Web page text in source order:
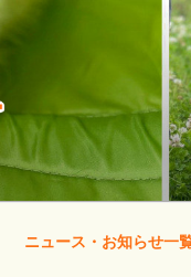
ス ほー
グ・しつけ方教室・
ニュース・お知らせ一